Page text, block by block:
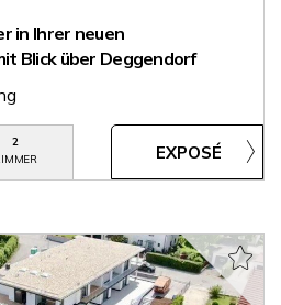
in Ihrer neuen
Blick über Deggendorf
2